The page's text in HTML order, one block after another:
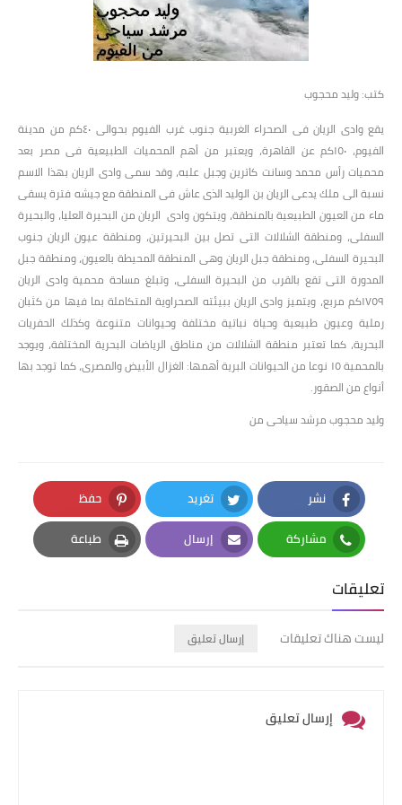
كتب: وليد محجوب
يقع وادى الريان فى الصحراء الغربية جنوب غرب الفيوم بحوالى ٤٠كم من مدينة
الفيوم، ١٥٠كم عن القاهرة، ويعتبر من أهم المحميات الطبيعية فى مصر بعد
محميات رأس محمد وسانت كاترين وجبل علبه، وقد سمى وادى الريان بهذا الاسم
نسبة الى ملك يدعى الريان بن الوليد الذى عاش فى المنطقة مع جيشه فترة يسقى
ماء من العيون الطبيعية بالمنطقة، ويتكون وادى الريان من البحيرة العليا، والبحيرة
السفلى، ومنطقة الشلالات التى تصل بين البحيرتين، ومنطقة عيون الريان جنوب
البحيرة السفلى، ومنطقة جبل الريان وهى المنطقة المحيطة بالعيون، ومنطقة جبل
المدورة التى تقع بالقرب من البحيرة السفلى، وتبلغ مساحة محمية وادى الريان
١٧٥٩كم مربع، ويتميز وادى الريان ببيئته الصحراوية المتكاملة بما فيها من كثبان
رملية وعيون طبيعية وحياة نباتية مختلفة وحيوانات متنوعة وكذلك الحفريات
البحرية، كما تعتبر منطقة الشلالات من مناطق الرياضات البحرية المختلفة، ويوجد
بالمحمية ١٥ نوعا من الحيوانات البرية أهمها: الغزال الأبيض والمصرى، كما توجد بها
أنواع من الصقور.
وليد محجوب مرشد سياحى من
نشر
Facebook
تغريد
Twitter
حفظ
Pinterest
مشاركة
Whatsapp
إرسال
Email
طباعة
Print
تعليقات
ليست هناك تعليقات إرسال تعليق
إرسال تعليق